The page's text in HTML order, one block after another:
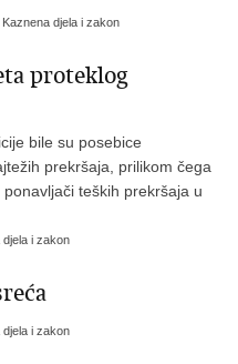
djela i zakon
proteklog
bile su posebice
prekršaja, prilikom čega
teških prekršaja u
i zakon
i zakon